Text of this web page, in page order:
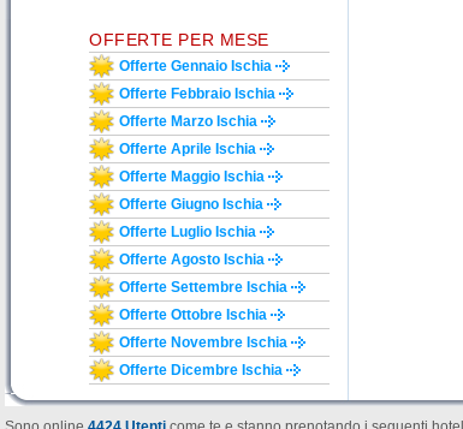
OFFERTE PER MESE
Offerte Gennaio Ischia
Offerte Febbraio Ischia
Offerte Marzo Ischia
Offerte Aprile Ischia
Offerte Maggio Ischia
Offerte Giugno Ischia
Offerte Luglio Ischia
Offerte Agosto Ischia
Offerte Settembre Ischia
Offerte Ottobre Ischia
Offerte Novembre Ischia
Offerte Dicembre Ischia